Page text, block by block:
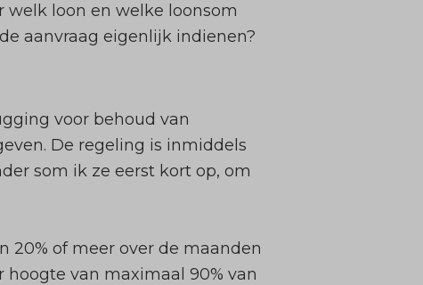
loon en welke loonsom
aanvraag eigenlijk indienen?
voor behoud van
De regeling is inmiddels
som ik ze eerst kort op, om
20% of meer over de maanden
van maximaal 90% van